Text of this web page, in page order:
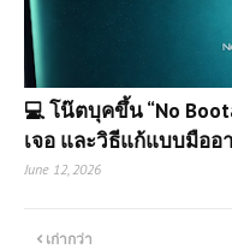
💻 โน๊ตบุคขึ้น “No
เจอ และวิธีแก้แบบมืออ
June 12, 2026
เก่ากว่า